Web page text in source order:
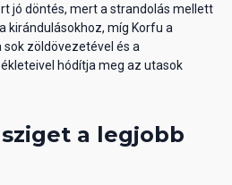
jó döntés, mert a strandolás mellett
kirándulásokhoz, míg Korfu a
zöldövezetével és a
hódítja meg az utasok
a legjobb